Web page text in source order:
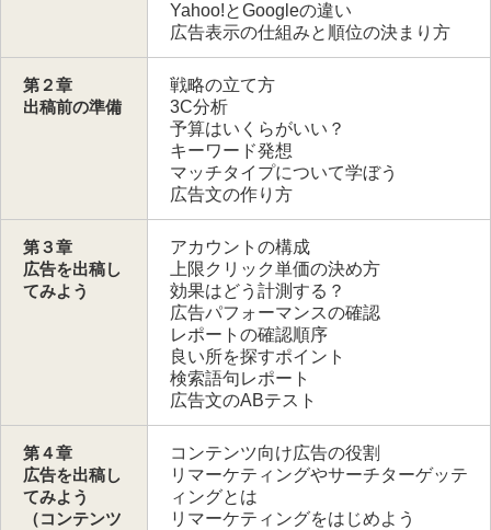
Yahoo!とGoogleの違い
広告表示の仕組みと順位の決まり方
第２章
出稿前の準備
戦略の立て方
3C分析
予算はいくらがいい？
キーワード発想
マッチタイプについて学ぼう
広告文の作り方
第３章
広告を出稿し
てみよう
アカウントの構成
上限クリック単価の決め方
効果はどう計測する？
広告パフォーマンスの確認
レポートの確認順序
良い所を探すポイント
検索語句レポート
広告文のABテスト
第４章
広告を出稿し
てみよう
（コンテンツ
コンテンツ向け広告の役割
リマーケティングやサーチターゲッテ
ィングとは
リマーケティングをはじめよう